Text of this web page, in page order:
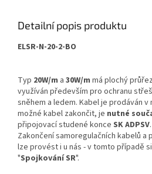
Detailní popis produktu
ELSR-N-20-2-BO
Typ 20W/m a 30W/m má plochý
využíván především pro ochranu
sněhem a ledem. Kabel je prodáván v
možné kabel zakončit, je nutné
připojovací studené konce SK ADPSV.
Zakončení samoregulačních kabelů
lze provést i u nás - v tomto případě si
"Spojkování SR".